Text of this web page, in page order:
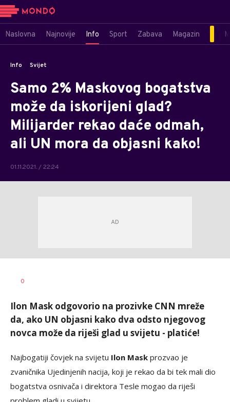
Naslovna Najnovije Info Sport Zabava Magazin
Info Svijet
Samo 2% Maskovog bogatstva
može da iskorijeni glad?
Milijarder rekao daće odmah,
ali UN mora da objasni kako!
01.11.2021. / 22:24
AUTOR
0
Ilon Mask odgovorio na prozivke CNN mreže
da, ako UN objasni kako dva odsto njegovog
novca može da riješi glad u svijetu - platiće!
Najbogatiji čovjek na svijetu Ilon Mask prozvao je
zvaničnika Ujedinjenih nacija, koji je rekao da bi tek mali dio
bogatstva osnivača i direktora Tesle mogao da riješi